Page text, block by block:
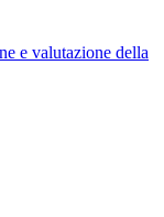
e valutazione della